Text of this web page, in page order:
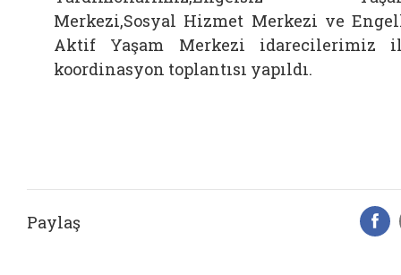
Merkezi,Sosyal Hizmet Merkezi ve
Aktif Yaşam Merkezi idarecilerimiz
koordinasyon toplantısı yapıldı.
Paylaş